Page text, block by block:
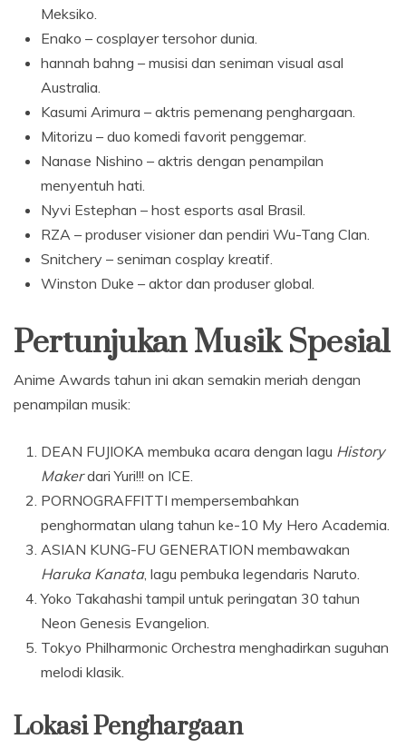
Meksiko.
Enako – cosplayer tersohor dunia.
hannah bahng – musisi dan seniman visual asal
Australia.
Kasumi Arimura – aktris pemenang penghargaan.
Mitorizu – duo komedi favorit penggemar.
Nanase Nishino – aktris dengan penampilan
menyentuh hati.
Nyvi Estephan – host esports asal Brasil.
RZA – produser visioner dan pendiri Wu-Tang Clan.
Snitchery – seniman cosplay kreatif.
Winston Duke – aktor dan produser global.
Pertunjukan Musik Spesial
Anime Awards tahun ini akan semakin meriah dengan
penampilan musik:
DEAN FUJIOKA membuka acara dengan lagu History
Makerdari Yuri!!! on ICE.
PORNOGRAFFITTI mempersembahkan
penghormatan ulang tahun ke-10 My Hero Academia.
ASIAN KUNG-FU GENERATION membawakan
Haruka Kanata, lagu pembuka legendaris Naruto.
Yoko Takahashi tampil untuk peringatan 30 tahun
Neon Genesis Evangelion.
Tokyo Philharmonic Orchestra menghadirkan suguhan
melodi klasik.
Lokasi Penghargaan